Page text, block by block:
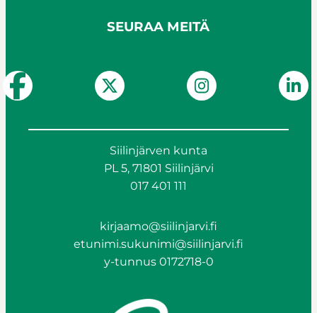
SEURAA MEITÄ
Siilinjärven kunta
PL 5, 71801 Siilinjärvi
017 401 111
kirjaamo@siilinjarvi.fi
etunimi.sukunimi@siilinjarvi.fi
y-tunnus 0172718-0